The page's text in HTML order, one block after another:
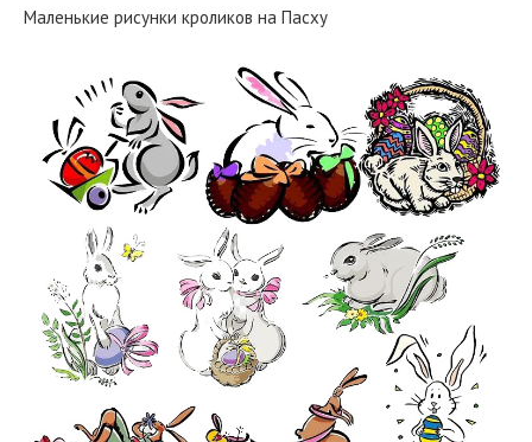
Маленькие рисунки кроликов на Пасху